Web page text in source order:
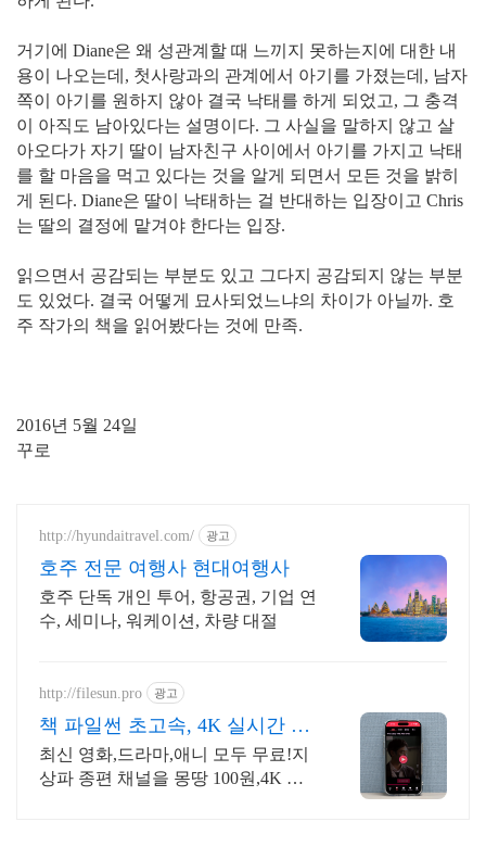
거기에 Diane은 왜 성관계할 때 느끼지 못하는지에 대한 내
용이 나오는데, 첫사랑과의 관계에서 아기를 가졌는데, 남자
쪽이 아기를 원하지 않아 결국 낙태를 하게 되었고, 그 충격
이 아직도 남아있다는 설명이다. 그 사실을 말하지 않고 살
아오다가 자기 딸이 남자친구 사이에서 아기를 가지고 낙태
를 할 마음을 먹고 있다는 것을 알게 되면서 모든 것을 밝히
게 된다. Diane은 딸이 낙태하는 걸 반대하는 입장이고 Chris
는 딸의 결정에 맡겨야 한다는 입장.
읽으면서 공감되는 부분도 있고 그다지 공감되지 않는 부분
도 있었다. 결국 어떻게 묘사되었느냐의 차이가 아닐까. 호
주 작가의 책을 읽어봤다는 것에 만족.
2016년 5월 24일
꾸로
http://hyundaitravel.com/ 광고
호주 전문 여행사 현대여행사
호주 단독 개인 투어, 항공권, 기업 연
수, 세미나, 워케이션, 차량 대절
http://filesun.pro 광고
책 파일썬 초고속, 4K 실시간 보
기!
최신 영화,드라마,애니 모두 무료!지
상파 종편 채널을 몽땅 100원,4K 스